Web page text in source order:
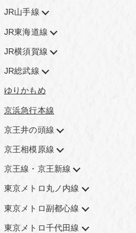
JR山手線
JR東海道線
JR横須賀線
JR総武線
ゆりかもめ
京浜急行本線
京王井の頭線
京王相模原線
京王線・京王新線
東京メトロ丸ノ内線
東京メトロ副都心線
東京メトロ千代田線